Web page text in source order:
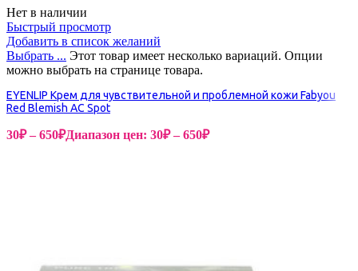
Нет в наличии
Быстрый просмотр
Добавить в список желаний
Выбрать ... Этот товар имеет несколько вариаций. Опции
можно выбрать на странице товара.
EYENLIP Крем для чувствительной и проблемной кожи Fabyou
Red Blemish AC Spot
30₽ – 650₽Диапазон цен: 30₽ – 650₽